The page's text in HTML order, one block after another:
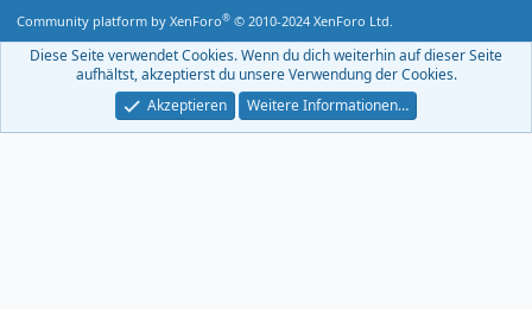
F
Community platform by XenForo® © 2010-2024 XenForo Ltd.
Diese Seite verwendet Cookies. Wenn du dich weiterhin auf dieser Seite
aufhältst, akzeptierst du unsere Verwendung der Cookies.
Akzeptieren
Weitere Informationen…